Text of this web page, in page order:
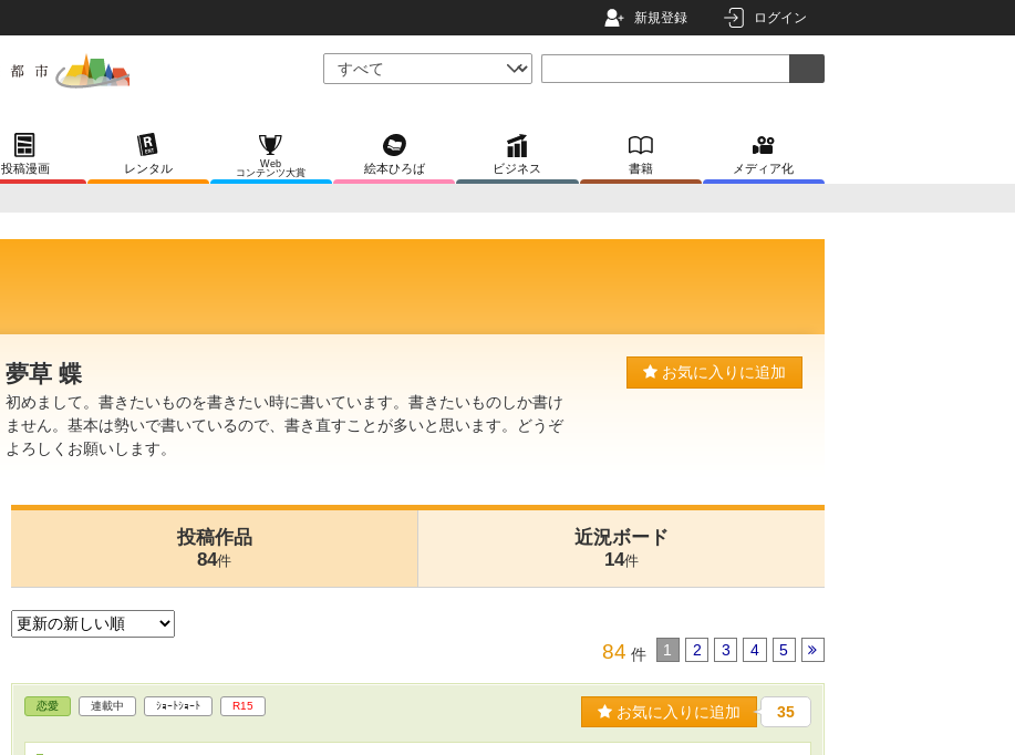
新規登録 ログイン
投稿漫画 レンタル
Web
コンテンツ大賞
絵本ひろば ビジネス 書籍 メディア化
夢草 蝶
初めまして。書きたいものを書きたい時に書いています。書きたいものしか書け
ません。基本は勢いで書いているので、書き直すことが多いと思います。どうぞ
よろしくお願いします。
お気に入りに追加
投稿作品
84件
近況ボード
14件
84 件 1 2 3 4 5
恋愛 連載中 ｼｮｰﾄｼｮｰﾄ R15 お気に入りに追加 35